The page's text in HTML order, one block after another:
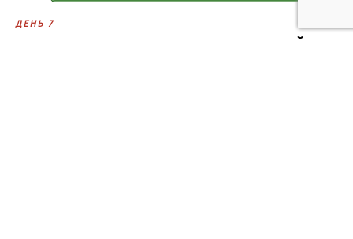
ДЕНЬ 7
ВОДОПАДЫ ИГУАСУ И ПЕРЕЕЗД В БУЭНОС-АЙРЕС